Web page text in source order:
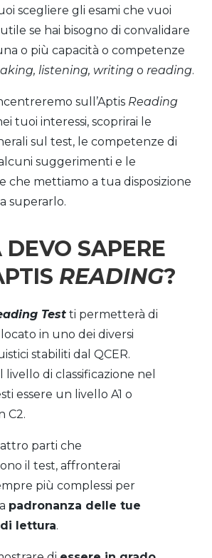
scegliere gli esami che vuoi
se hai bisogno di convalidare
o più capacità o competenze
listening, writingo reading.
sull’Aptis Reading
tuoi interessi, scoprirai le
sul test, le competenze di
suggerimenti e le
che mettiamo a tua disposizione
superarlo.
DEVO SAPERE
READING?
Test ti permetterà di
in uno dei diversi
stabiliti dal QCER.
livello di classificazione nel
essere un livello A1 o
C2.
parti che
il test, affronterai
più complessi per
padronanza delle tue
lettura.